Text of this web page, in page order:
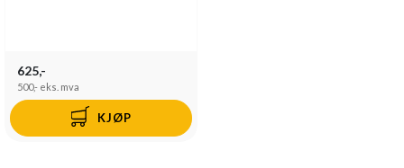
625,-
500,- eks. mva
KJØP